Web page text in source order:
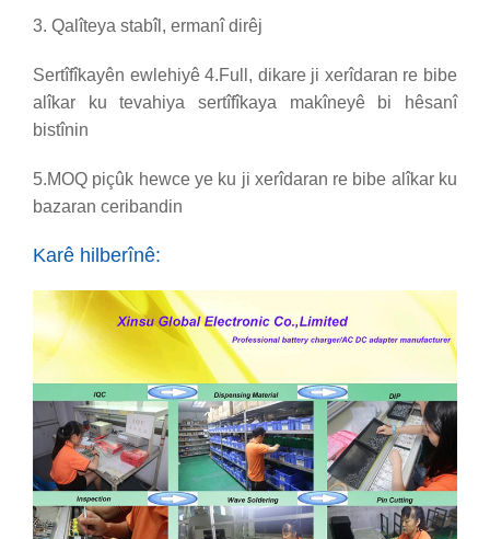
3. Qalîteya stabîl, ermanî dirêj
Sertîfîkayên ewlehiyê 4.Full , dikare ji xerîdaran re bibe
alîkar ku tevahiya sertîfîkaya makîneyê bi hêsanî
bistînin
5.MOQ piçûk hewce ye ku ji xerîdaran re bibe alîkar ku
bazaran ceribandin
Karê hilberînê: